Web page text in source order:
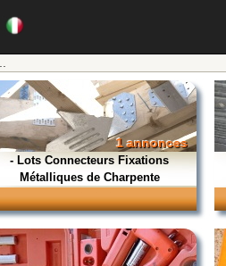
1 annonces
- Lots Connecteurs Fixations
Métalliques de Charpente